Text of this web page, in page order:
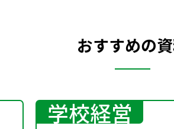
おすすめの
学校経営